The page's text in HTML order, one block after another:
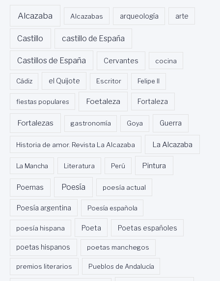
Alcazaba Alcazabas arqueología arte
Castillo castillo de España
Castillos de España Cervantes cocina
Cádiz el Quijote Escritor Felipe II
fiestas populares Foetaleza Fortaleza
Fortalezas gastronomía Goya Guerra
Historia de amor. Revista La Alcazaba La Alcazaba
La Mancha Literatura Perú Pintura
Poemas Poesía poesía actual
Poesía argentina Poesía española
poesía hispana Poeta Poetas españoles
poetas hispanos poetas manchegos
premios literarios Pueblos de Andalucía